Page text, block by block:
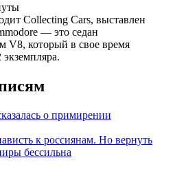
Collecting Cars, выставлен
— это седан
V8, который в свое время
о примирении
к россиянам. Но вернуть
бессильна